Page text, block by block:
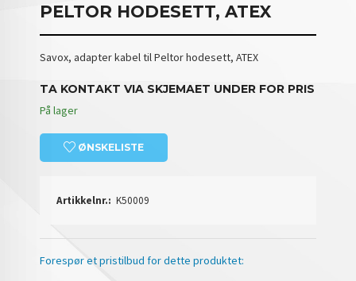
PELTOR HODESETT, ATEX
Savox, adapter kabel til Peltor hodesett, ATEX
TA KONTAKT VIA SKJEMAET UNDER FOR PRIS
På lager
ØNSKELISTE
Artikkelnr.: K50009
Forespør et pristilbud for dette produktet: